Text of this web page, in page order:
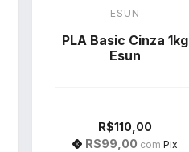
ESUN
PLA Basic Cinza 1kg
Esun
R$110,00
R$99,00 com Pix